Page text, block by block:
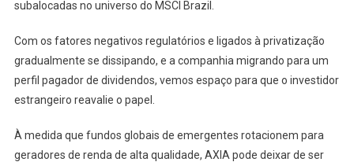
subalocadas no universo do MSCI Brazil.
Com os fatores negativos regulatórios e ligados à privatização
gradualmente se dissipando, e a companhia migrando para um
perfil pagador de dividendos, vemos espaço para que o investidor
estrangeiro reavalie o papel.
À medida que fundos globais de emergentes rotacionem para
geradores de renda de alta qualidade, AXIA pode deixar de ser